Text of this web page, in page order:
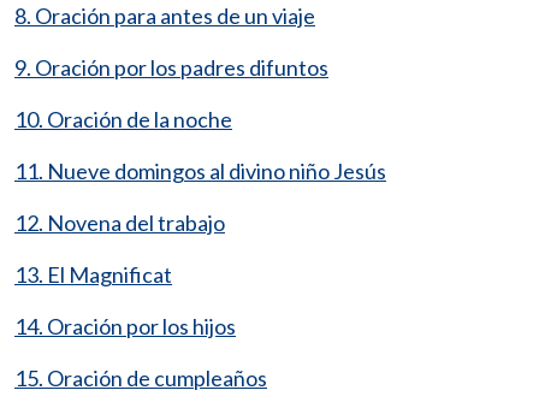
8. Oración para antes de un viaje
9. Oración por los padres difuntos
10. Oración de la noche
11. Nueve domingos al divino niño Jesús
12. Novena del trabajo
13. El Magnificat
14. Oración por los hijos
15. Oración de cumpleaños